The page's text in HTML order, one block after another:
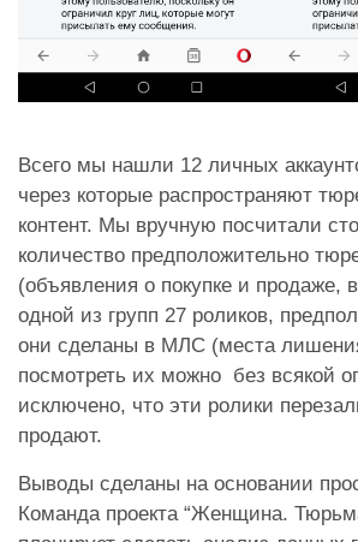
Всего мы нашли 12 личных
через которые распространяют
контент. Мы вручную посчитали
количество предположительно
(объявления о покупке и продаже,
одной из групп 27 роликов,
они сделаны в МЛС (места
посмотреть их можно без всякой
исключено, что эти ролики
продают.
Выводы сделаны на основании
Команда проекта “Женщина.